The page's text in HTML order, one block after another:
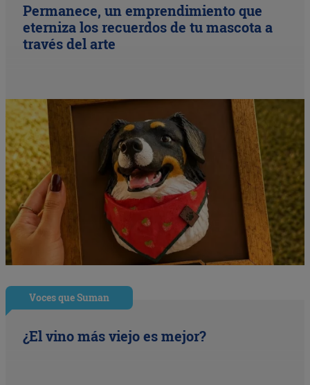
Permanece, un emprendimiento que
eterniza los recuerdos de tu mascota a
través del arte
Voces que Suman
¿El vino más viejo es mejor?